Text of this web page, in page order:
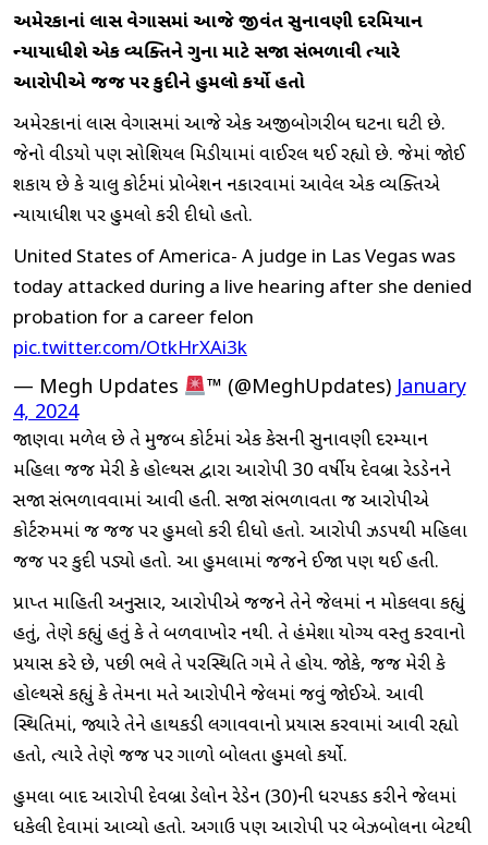
અમેરિકાનાં લાસ વેગાસમાં આજે જીવંત સુનાવણી દરમિયાન
ન્યાયાધીશે એક વ્યક્તિને ગુના માટે સજા સંભળાવી ત્યારે
આરોપીએ જજ પર કુદીને હુમલો કર્યો હતો
અમેરિકાનાં લાસ વેગાસમાં આજે એક અજીબોગરીબ ઘટના ઘટી છે.
જેનો વીડિયો પણ સોશિયલ મિડીયામાં વાઈરલ થઈ રહ્યો છે. જેમાં જોઈ
શકાય છે કે ચાલુ કોર્ટમાં પ્રોબેશન નકારવામાં આવેલ એક વ્યક્તિએ
ન્યાયાધીશ પર હુમલો કરી દીધો હતો.
United States of America- A judge in Las Vegas was
today attacked during a live hearing after she denied
probation for a career felon
pic.twitter.com/OtkHrXAi3k
— Megh Updates ™ (@MeghUpdates)January
4, 2024
જાણવા મળેલ છે તે મુજબ કોર્ટમાં એક કેસની સુનાવણી દરમ્યાન
મહિલા જજ મેરી કે હોલ્થસ દ્વારા આરોપી 30 વર્ષીય દેવબ્રા રેડડેનને
સજા સંભળાવવામાં આવી હતી. સજા સંભળાવતા જ આરોપીએ
કોર્ટરુમમાં જ જજ પર હુમલો કરી દીધો હતો. આરોપી ઝડપથી મહિલા
જજ પર કુદી પડ્યો હતો. આ હુમલામાં જજને ઈજા પણ થઈ હતી.
પ્રાપ્ત માહિતી અનુસાર, આરોપીએ જજને તેને જેલમાં ન મોકલવા કહ્યું
હતું, તેણે કહ્યું હતું કે તે બળવાખોર નથી. તે હંમેશા યોગ્ય વસ્તુ કરવાનો
પ્રયાસ કરે છે, પછી ભલે તે પરિસ્થિતિ ગમે તે હોય. જોકે, જજ મેરી કે
હોલ્થસે કહ્યું કે તેમના મતે આરોપીને જેલમાં જવું જોઈએ. આવી
સ્થિતિમાં, જ્યારે તેને હાથકડી લગાવવાનો પ્રયાસ કરવામાં આવી રહ્યો
હતો, ત્યારે તેણે જજ પર ગાળો બોલતા હુમલો કર્યો.
હુમલા બાદ આરોપી દેવબ્રા ડેલોન રેડેન (30)ની ધરપકડ કરીને જેલમાં
ધકેલી દેવામાં આવ્યો હતો. અગાઉ પણ આરોપી પર બેઝબોલના બેટથી